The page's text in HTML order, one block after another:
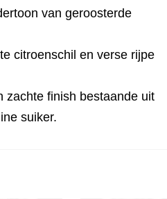
van geroosterde
citroenschil en verse rijpe
zachte finish bestaande uit
suiker.